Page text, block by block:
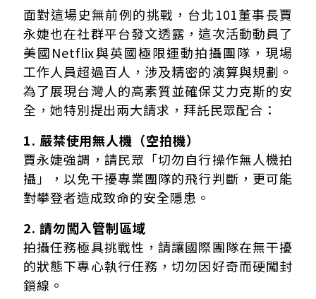
面對這場史無前例的挑戰，台北101董事長賈
永婕也在社群平台發文透露，這次活動動員了
美國Netflix與英國極限運動拍攝團隊，現場
工作人員超過百人，涉及精密的演算與規劃。
為了展現台灣人的高素質並確保艾力克斯的安
全，她特別提出兩大請求，拜託民眾配合：
1. 嚴禁使用無人機（空拍機）
賈永婕強調，請民眾「切勿自行操作無人機拍
攝」，以免干擾專業團隊的飛行判斷，更可能
對攀登者造成致命的安全隱患。
2. 請勿闖入管制區域
拍攝任務極具挑戰性，請讓國際團隊在無干擾
的狀態下專心執行任務，切勿因好奇而硬闖封
鎖線。